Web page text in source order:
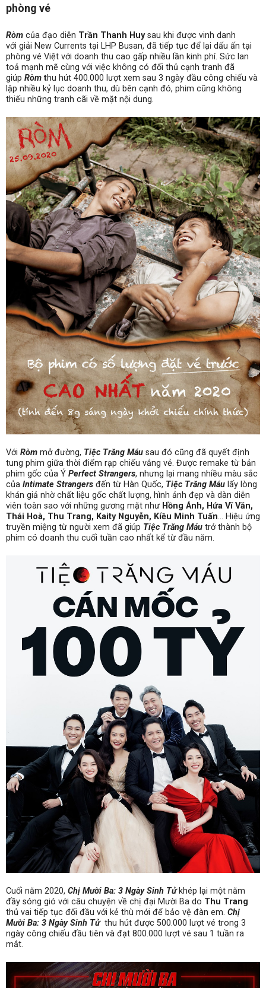
phòng vé
Ròm của đạo diễn Trần Thanh Huysau khi được vinh danh
với giải New Currents tại LHP Busan, đã tiếp tục để lại dấu ấn tại
phòng vé Việt với doanh thu cao gấp nhiều lần kinh phí. Sức lan
toả mạnh mẽ cùng với việc không có đối thủ cạnh tranh đã
giúp Ròmthu hút 400.000 lượt xem sau 3 ngày đầu công chiếu và
lập nhiều kỷ lục doanh thu, dù bên cạnh đó, phim cũng không
thiếu những tranh cãi về mặt nội dung.
Với Ròm mở đường, Tiệc Trăng Máu sau đó cũng đã quyết định
tung phim giữa thời điểm rạp chiếu vắng vẻ. Được remake từ bản
phim gốc của Ý Perfect Strangers, nhưng lại mang nhiều màu sắc
của Intimate Strangers đến từ Hàn Quốc, Tiệc Trăng Máu lấy lòng
khán giả nhờ chất liệu gốc chất lượng, hình ảnh đẹp và dàn diễn
viên toàn sao với những gương mặt như Hồng Ánh, Hứa Vĩ Văn,
Thái Hoà, Thu Trang, Kaity Nguyễn, Kiều Minh Tuấn… Hiệu ứng
truyền miệng từ người xem đã giúp Tiệc Trăng Máu trở thành bộ
phim có doanh thu cuối tuần cao nhất kể từ đầu năm.
Cuối năm 2020, Chị Mười Ba: 3 Ngày Sinh Tử khép lại một năm
đầy sóng gió với câu chuyện về chị đại Mười Ba do Thu Trang
thủ vai tiếp tục đối đầu với kẻ thù mới để bảo vệ đàn em. Chị
Mười Ba: 3 Ngày Sinh Tửthu hút được 500.000 lượt vé trong 3
ngày công chiếu đầu tiên và đạt 800.000 lượt vé sau 1 tuần ra
mắt.